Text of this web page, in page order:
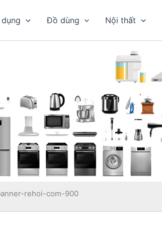
Đồ dùng Nội thất
rehoi-com-900